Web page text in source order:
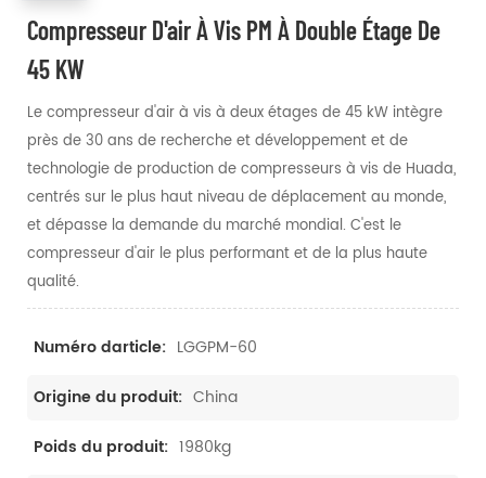
Compresseur D'air À Vis PM À Double Étage De
45 KW
Le compresseur d'air à vis à deux étages de 45 kW intègre
près de 30 ans de recherche et développement et de
technologie de production de compresseurs à vis de Huada,
centrés sur le plus haut niveau de déplacement au monde,
et dépasse la demande du marché mondial. C'est le
compresseur d'air le plus performant et de la plus haute
qualité.
Numéro darticle: LGGPM-60
Origine du produit: China
Poids du produit: 1980kg